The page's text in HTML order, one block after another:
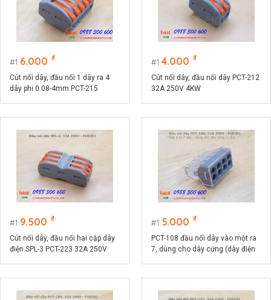
1 6.000 ₫
Cút nối dây, đầu nối 1 dây ra 4
dây phi 0.08-4mm PCT-215
1 4.000 ₫
Cút nối dây, đầu nối dây PCT-212
32A 250V 4KW
1 9.500 ₫
Cút nối dây, đầu nối hai cặp dây
điện SPL-3 PCT-223 32A 250V
1 5.000 ₫
PCT-108 đầu nối dây vào một ra
7, dùng cho dây cứng (dây điện